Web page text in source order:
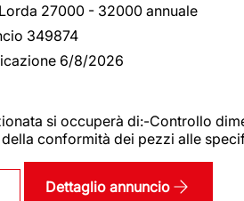
27000 - 32000 annuale
349874
6/8/2026
si occuperà di:-Controllo
conformità dei pezzi alle
Dettaglio annuncio